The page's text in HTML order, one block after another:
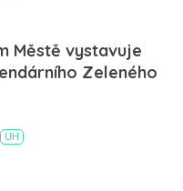
Městě vystavuje
Zeleného
UH